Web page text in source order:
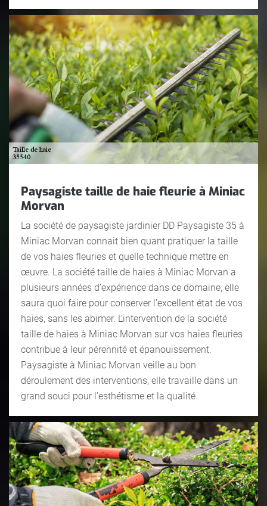
Paysagiste taille de haie fleurie à Miniac
Morvan
La société de paysagiste jardinier DD Paysagiste 35 à
Miniac Morvan connait bien quant pratiquer la taille
de vos haies fleuries et quelle technique mettre en
œuvre. La société taille de haies à Miniac Morvan a
plusieurs années d’expérience dans ce domaine, elle
saura quoi faire pour conserver l’excellent état de vos
haies, sans les abimer. L’intervention de la société
taille de haies à Miniac Morvan sur vos haies fleuries
contribue à leur pérennité et épanouissement.
Paysagiste à Miniac Morvan veille au bon
déroulement des interventions, elle travaille dans un
grand souci pour l’esthétisme et la qualité.